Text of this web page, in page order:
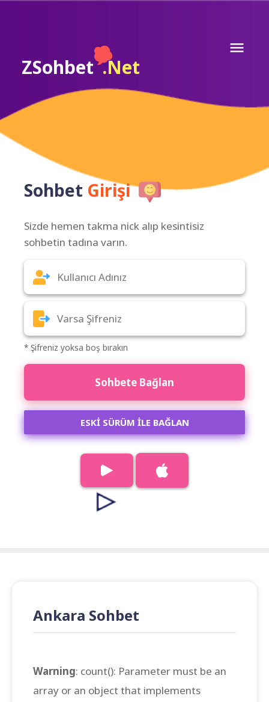
ZSohbet .Net
Sohbet Girişi
Sizde hemen takma nick alıp kesintisiz
sohbetin tadına varın.
* Şifreniz yoksa boş bırakın
Sohbete Bağlan
ESKİ SÜRÜM İLE BAĞLAN
Ankara Sohbet
Warning: count(): Parameter must be an
array or an object that implements